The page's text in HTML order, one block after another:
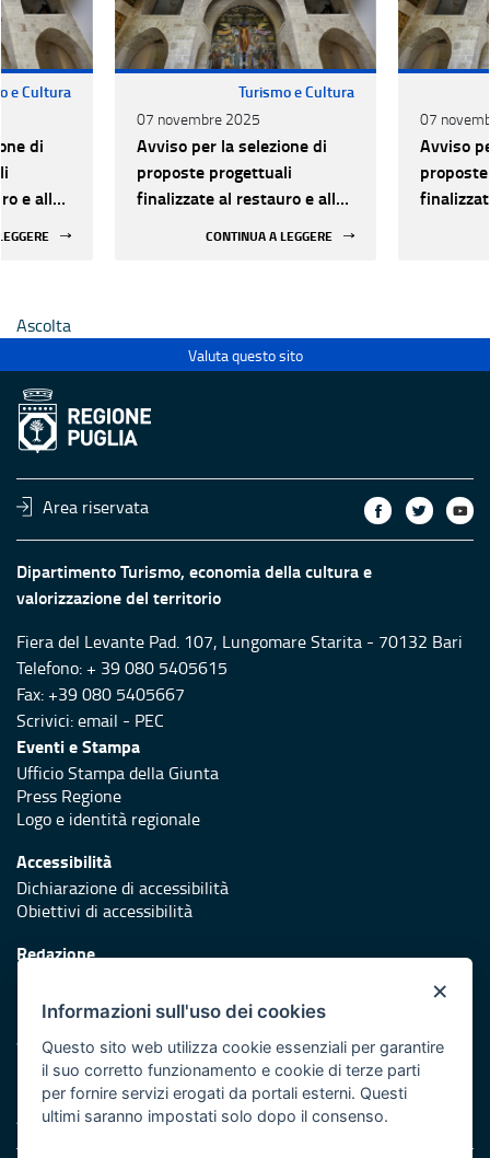
e Cultura
di
e alla
Turismo e Cultura
07 novembre 2025
Avviso per la selezione di
proposte progettuali
finalizzate al restauro e alla
CONTINUA A LEGGERE
07
Avviso
Ascolta
Valuta questo sito
Area riservata
Dipartimento Turismo, economia della cultura e
valorizzazione del territorio
Fiera del Levante Pad. 107, Lungomare Starita - 70132 Bari
Telefono: + 39 080 5405615
Fax: +39 080 5405667
Scrivici:email - PEC
Eventi e Stampa
Ufficio Stampa della Giunta
Press Regione
Logo e identità regionale
Accessibilità
Dichiarazione di accessibilità
Obiettivi di accessibilità
Redazione
Protezione civile
Vai al sito di Protezione Civile Puglia
Iniziativa finanziata con risorse del POR Puglia 2014/2020 -
Asse XI
×
Informazioni sull'uso dei cookies
Questo sito web utilizza cookie essenziali per garantire
il suo corretto funzionamento e cookie di terze parti
per fornire servizi erogati da portali esterni. Questi
ultimi saranno impostati solo dopo il consenso.